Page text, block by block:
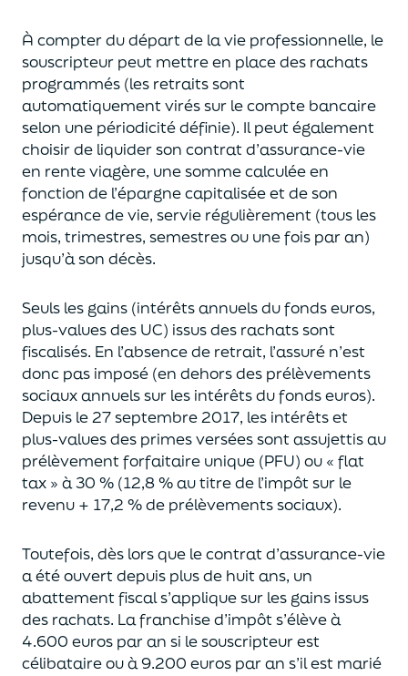
À compter du départ de la vie professionnelle, le
souscripteur peut mettre en place des rachats
programmés (les retraits sont
automatiquement virés sur le compte bancaire
selon une périodicité définie). Il peut également
choisirde liquider son contrat d’assurance-vie
en rente viagère, une somme calculée en
fonction de l’épargne capitalisée et deson
espérance de vie, servie régulièrement (tous les
mois, trimestres, semestres ou une fois par an)
jusqu’à son décès.
Seuls les gains (intérêts annuels du fonds euros,
plus-values des UC) issus des rachats sont
fiscalisés. En l’absence de retrait, l’assuré n’est
donc pas imposé (en dehors des prélèvements
sociaux annuels sur les intérêts du fonds euros).
Depuis le 27 septembre 2017, les intérêts et
plus-values des primes verséessont assujettis au
prélèvement forfaitaire unique (PFU) ou « flat
tax » à 30 % (12,8 % au titre de l’impôt sur le
revenu + 17,2 % de prélèvements sociaux).
Toutefois, dès lors que le contrat d’assurance-vie
a été ouvert depuis plus de huit ans, un
abattement fiscal s’applique sur les gains issus
des rachats. La franchise d’impôts’élève à
4.600 euros par an si le souscripteurest
célibataire ou à 9.200 euros par an s’il est marié